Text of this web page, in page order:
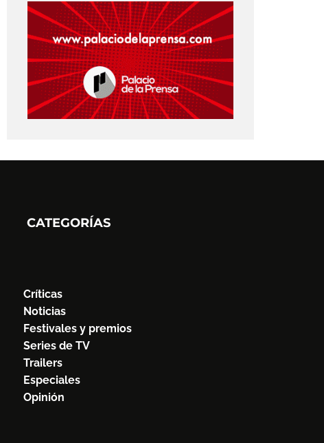
CATEGORÍAS
Críticas
Noticias
Festivales y premios
Series de TV
Trailers
Especiales
Opinión